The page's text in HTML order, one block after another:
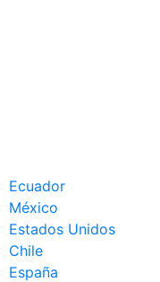
,Puestos
Ecuador
México
Estados Unidos
Chile
España